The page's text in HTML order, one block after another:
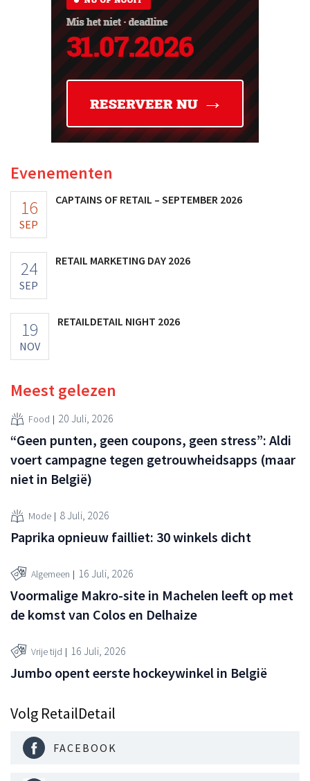
Evenementen
16
SEP
CAPTAINS OF RETAIL – SEPTEMBER 2026
24
SEP
RETAIL MARKETING DAY 2026
19
NOV
RETAILDETAIL NIGHT 2026
Meest gelezen
Food 20 Juli, 2026
“Geen punten, geen coupons, geen stress”: Aldi
voert campagne tegen getrouwheidsapps (maar
niet in België)
Mode 8 Juli, 2026
Paprika opnieuw failliet: 30 winkels dicht
Algemeen 16 Juli, 2026
Voormalige Makro-site in Machelen leeft op met
de komst van Colos en Delhaize
Vrije tijd 16 Juli, 2026
Jumbo opent eerste hockeywinkel in België
Volg RetailDetail
FACEBOOK